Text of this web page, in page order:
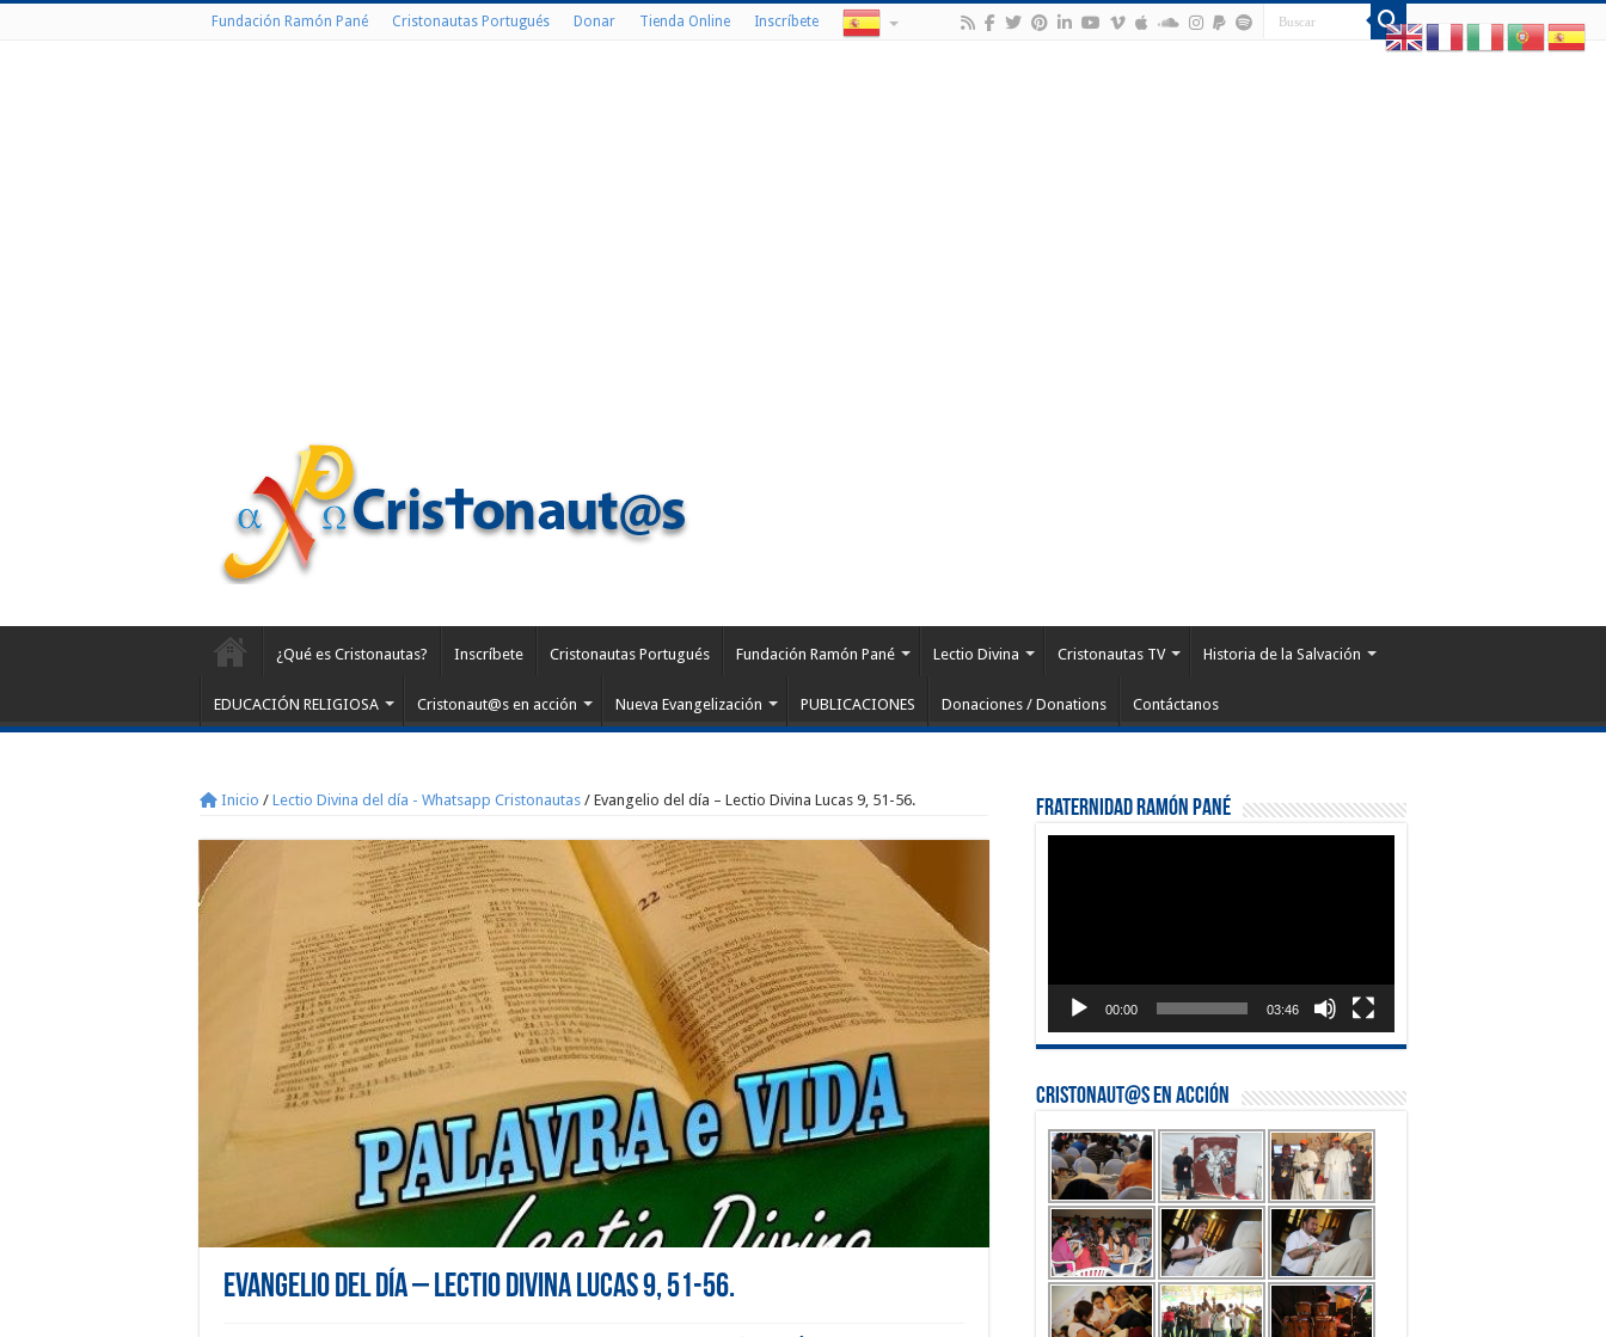
Fundación Ramón Pané Cristonautas Portugués Donar Tienda Online Inscríbete
¿Qué es Cristonautas? Inscríbete Cristonautas Portugués Fundación Ramón Pané Lectio Divina Cristonautas TV Historia de la Salvación
EDUCACIÓN RELIGIOSA Cristonaut@s en acción Nueva Evangelización PUBLICACIONES Donaciones / Donations Contáctanos
Inicio / Lectio Divina del día - Whatsapp Cristonautas / Evangelio del día – Lectio Divina Lucas 9, 51-56.
Evangelio del día – Lectio Divina Lucas 9, 51-56.
Fraternidad Ramón Pané
00:00 03:46
Cristonaut@s en Acción